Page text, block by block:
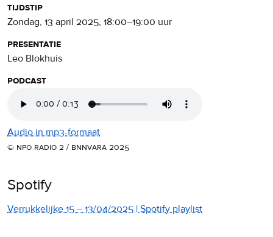
tijdstip
zondag, 13 april 2025, 18:00–19:00 uur
presentatie
Leo Blokhuis
podcast
Audio in mp3-formaat
© npo radio 2 / bnnvara 2025
Spotify
Verrukkelijke 15 – 13/04/2025 | Spotify playlist